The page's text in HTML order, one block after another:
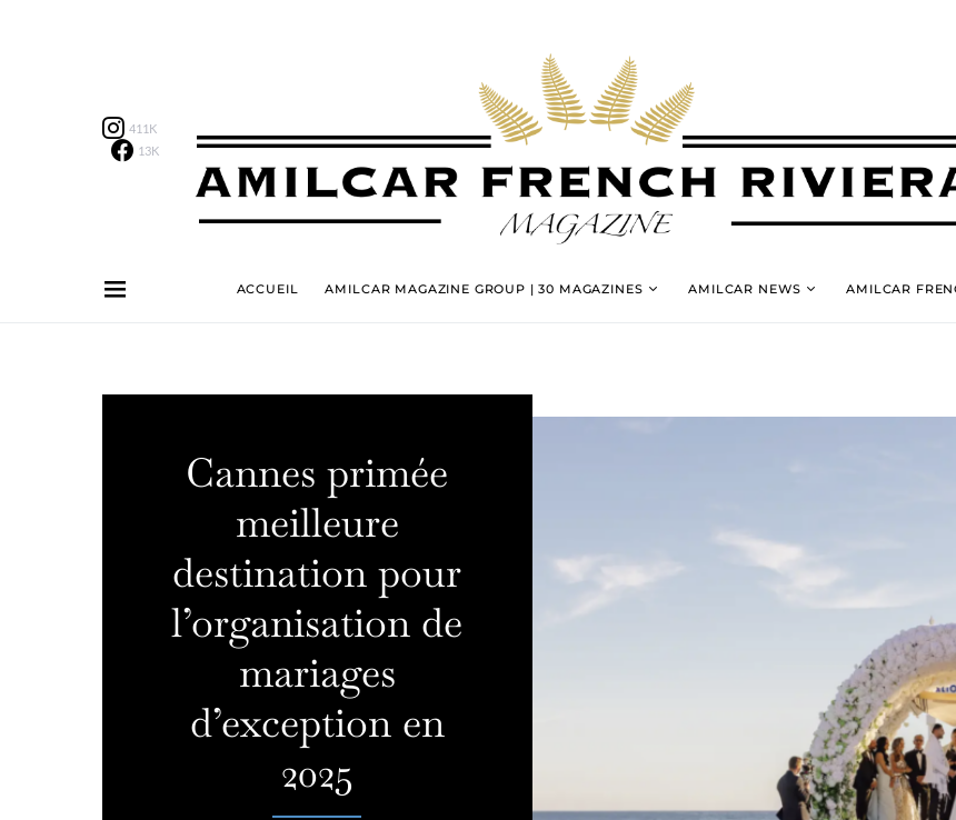
411K
13K
ACCUEIL AMILCAR MAGAZINE GROUP | 30 MAGAZINES AMILCAR NEWS AMILCAR
Cannes primée
meilleure
destination pour
l’organisation de
mariages
d’exception en
2025